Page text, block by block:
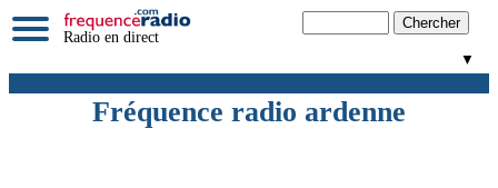
Radio en direct
▼
Fréquence radio ardenne